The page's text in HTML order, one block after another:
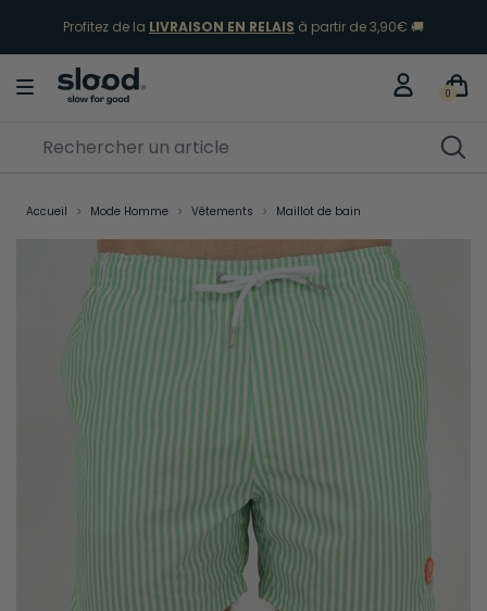
Profitez de la LIVRAISON EN RELAIS à partir de 3,90€ 🚚
Découvrir
0
Accueil Mode Homme Vêtements Maillot de bain